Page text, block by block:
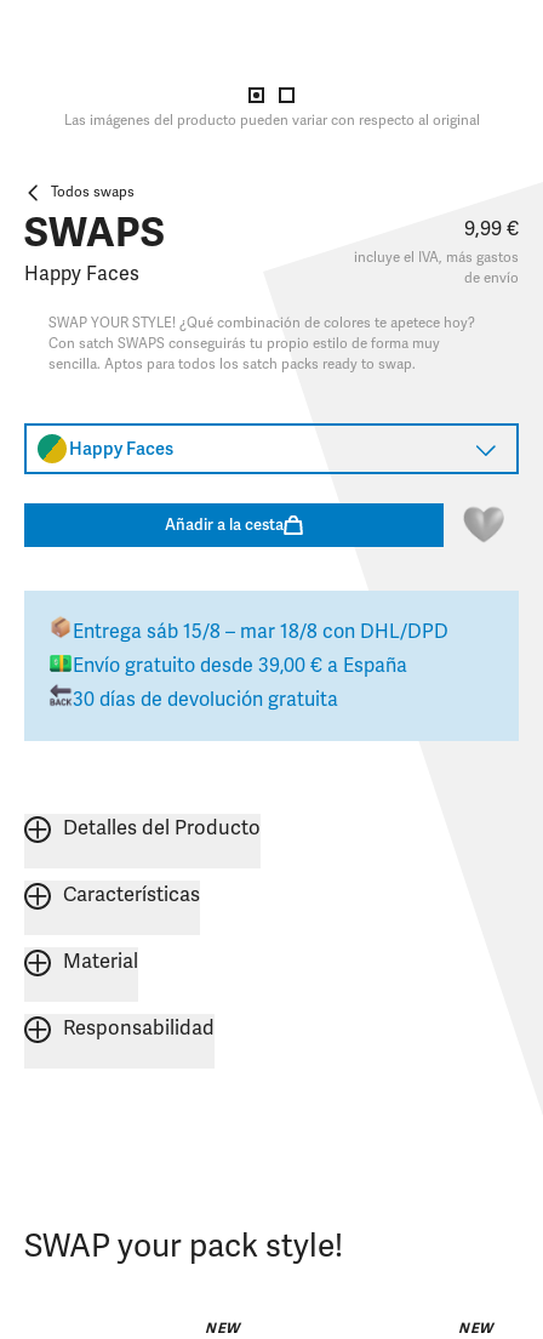
Las imágenes del producto pueden variar con respecto al original
Todos swaps
SWAPS
Happy Faces
9,99 €
incluye el IVA, más gastos
de envío
SWAP YOUR STYLE! ¿Qué combinación de colores te apetece hoy?
Con satch SWAPS conseguirás tu propio estilo de forma muy
sencilla. Aptos para todos los satch packs ready to swap.
Happy Faces
Añadir a la cesta
Entrega sáb 15/8 – mar 18/8 con DHL/DPD
Envío gratuito desde 39,00 € a España
30 días de devolución gratuita
Detalles del Producto
Características
Material
Responsabilidad
SWAP your pack style!
NEW NEW